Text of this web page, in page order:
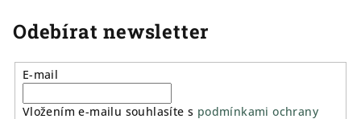
Odebírat newsletter
E-mail
Vložením e-mailu souhlasíte s podmínkami ochrany